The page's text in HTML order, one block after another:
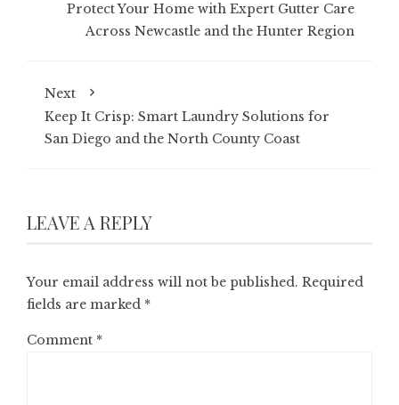
Protect Your Home with Expert Gutter Care
Across Newcastle and the Hunter Region
Next
Keep It Crisp: Smart Laundry Solutions for
San Diego and the North County Coast
LEAVE A REPLY
Your email address will not be published. Required
fields are marked *
Comment *